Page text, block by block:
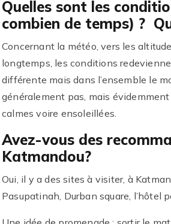
Quelles sont les
combien de temps) ?
Concernant la météo, vers les
longtemps, les conditions
différente mais dans l’ensemble le
généralement pas, mais
calmes voire ensoleillées.
Avez-vous des
Katmandou?
Oui, il y a des sites à visiter, à
Pasupatinah, Durban square, l’hôtel